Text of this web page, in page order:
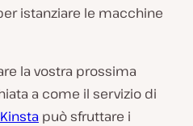
istanziare le macchine
la vostra prossima
a come il servizio di
può sfruttare i